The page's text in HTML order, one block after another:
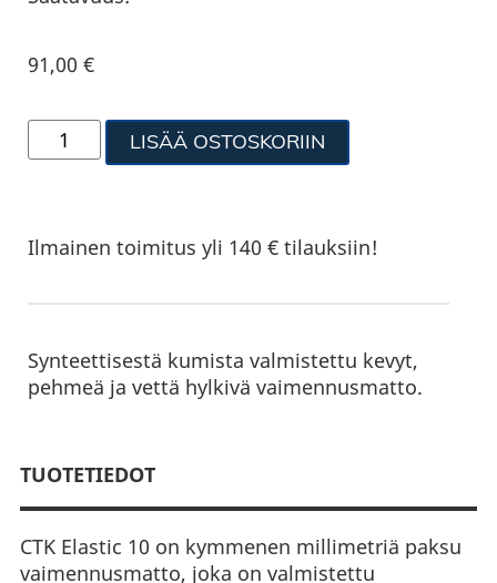
91,00€
LISÄÄ OSTOSKORIIN
Ilmainen toimitus yli 140 € tilauksiin!
Synteettisestä kumista valmistettu kevyt,
pehmeä ja vettä hylkivä vaimennusmatto.
TUOTETIEDOT
CTK Elastic 10 on kymmenen millimetriä paksu
vaimennusmatto, joka on valmistettu